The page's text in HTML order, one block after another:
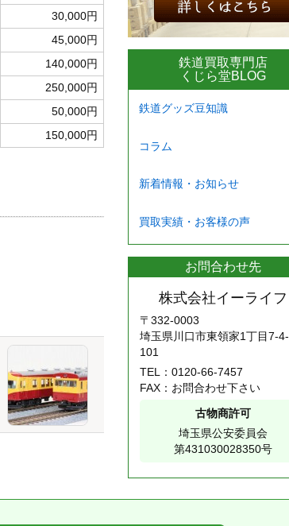
30,000円
45,000円
140,000円
250,000円
50,000円
150,000円
鉄道買取専門店
くじら堂BLOG
鉄道グッズ豆知識
コラム
新着情報・お知らせ
買取実績・お客様の声
お問合わせ先
株式会社イーライフ
〒332-0003
埼玉県川口市東領家1丁目7-4-
101
TEL： 0120-66-7457
FAX：お問合わせ下さい
古物商許可
埼玉県公安委員会
第431030028350号